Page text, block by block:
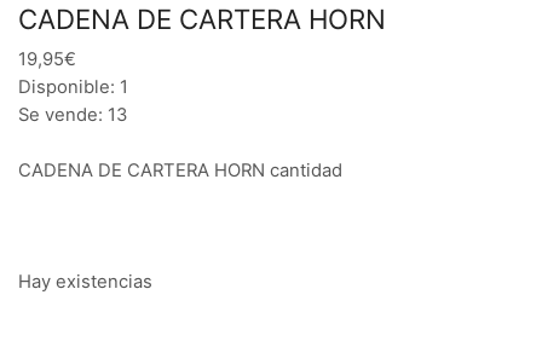
CADENA DE CARTERA HORN
19,95€
Disponible: 1
Se vende: 13
CADENA DE CARTERA HORN cantidad
Hay existencias